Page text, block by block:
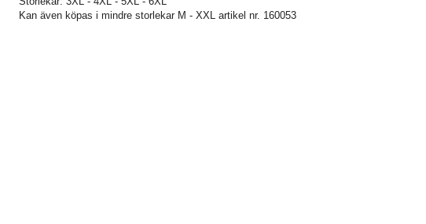
Kan även köpas i mindre storlekar M - XXL artikel nr. 160053